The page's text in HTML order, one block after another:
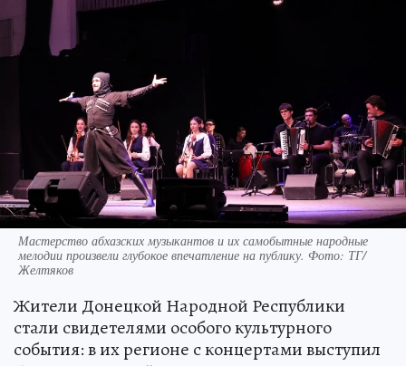
Мастерство абхазских музыкантов и их самобытные народные
мелодии произвели глубокое впечатление на публику. Фото: ТГ/
Желтяков
Жители Донецкой Народной Республики
стали свидетелями особого культурного
события: в их регионе с концертами выступил